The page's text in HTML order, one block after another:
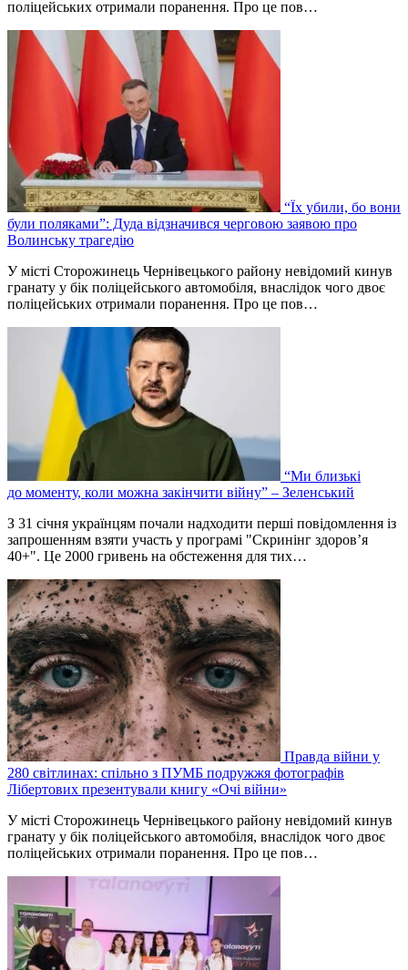
поліцейських отримали поранення. Про це пов…
“Їх убили, бо вони
були поляками”: Дуда відзначився черговою заявою про
Волинську трагедію
У місті Сторожинець Чернівецького району невідомий кинув
гранату у бік поліцейського автомобіля, внаслідок чого двоє
поліцейських отримали поранення. Про це пов…
“Ми близькі
до моменту, коли можна закінчити війну” – Зеленський
З 31 січня українцям почали надходити перші повідомлення із
запрошенням взяти участь у програмі "Скринінг здоров’я
40+". Це 2000 гривень на обстеження для тих…
Правда війни у
280 світлинах: спільно з ПУМБ подружжя фотографів
Лібертових презентували книгу «Очі війни»
У місті Сторожинець Чернівецького району невідомий кинув
гранату у бік поліцейського автомобіля, внаслідок чого двоє
поліцейських отримали поранення. Про це пов…